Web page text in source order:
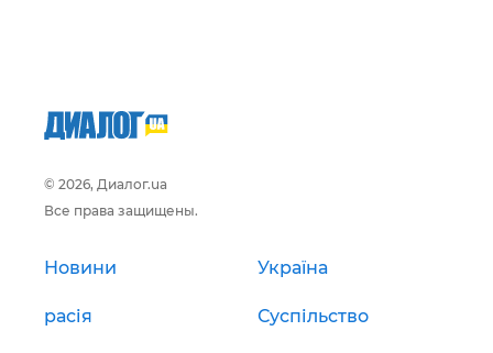
© 2026, Диалог.ua
Все права защищены.
Новини Україна
расія Суспільство